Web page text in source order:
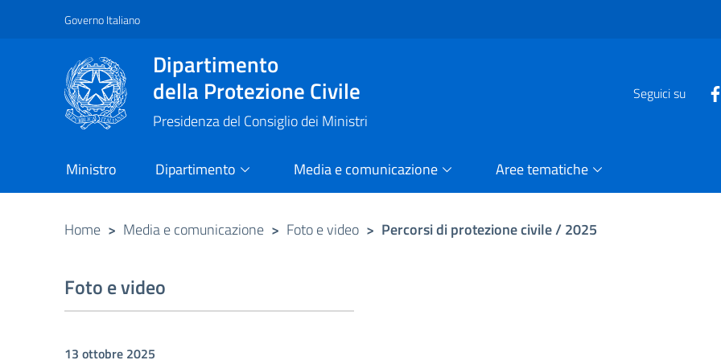
Vai al contenuto principale
Raggiungi il piè di pagina
Governo Italiano
Dipartimento
della Protezione Civile
Presidenza del Consiglio dei Ministri
Seguici su
Ministro Dipartimento Media e comunicazione Aree tematiche
Home > Media e comunicazione > Foto e video > Percorsi di protezione civile / 2025
Foto e video
13 ottobre 2025